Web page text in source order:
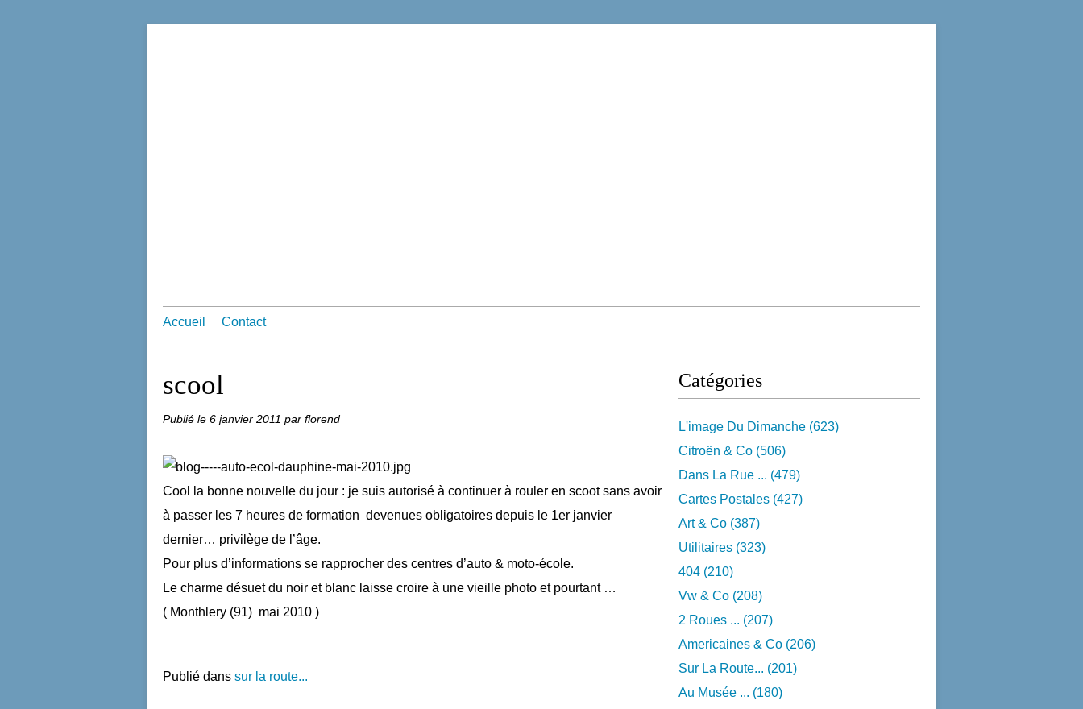
Accueil Contact
scool
Publié le 6 janvier 2011 par florend
Cool la bonne nouvelle du jour : je suis autorisé à continuer à rouler en scoot sans avoir
à passer les 7 heures de formation devenues obligatoires depuis le 1er janvier
dernier… privilège de l’âge.
Pour plus d’informations se rapprocher des centres d’auto & moto-école.
Le charme désuet du noir et blanc laisse croire à une vieille photo et pourtant …
( Monthlery (91) mai 2010 )
Publié dans sur la route...
Catégories
L'image Du Dimanche (623)
Citroën & Co (506)
Dans La Rue ... (479)
Cartes Postales (427)
Art & Co (387)
Utilitaires (323)
404 (210)
Vw & Co (208)
2 Roues ... (207)
Americaines & Co (206)
Sur La Route... (201)
Au Musée ... (180)